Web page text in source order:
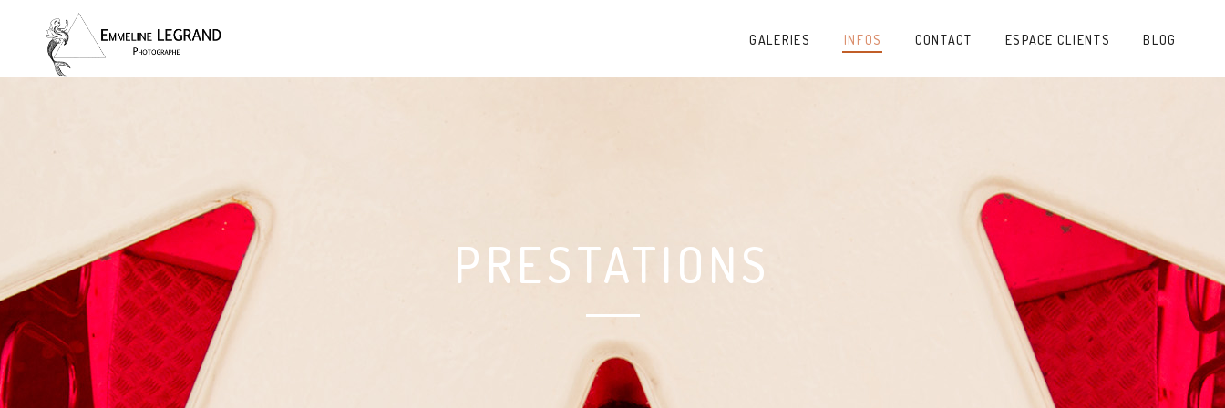
GALERIES INFOS CONTACT ESPACE CLIENTS BLOG
PRESTATIONS